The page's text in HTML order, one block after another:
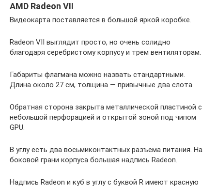
AMD Radeon VII
Видеокарта поставляется в большой яркой коробке.
Radeon VII выглядит просто, но очень солидно
благодаря серебристому корпусу и трем вентиляторам.
Габариты флагмана можно назвать стандартными.
Длина около 27 см, толщина — привычные два слота.
Обратная сторона закрыта металлической пластиной с
небольшой перфорацией и открытой зоной под чипом
GPU.
В углу есть два восьмиконтактных разъема питания. На
боковой грани корпуса большая надпись Radeon.
Надпись Radeon и куб в углу с буквой R имеют красную